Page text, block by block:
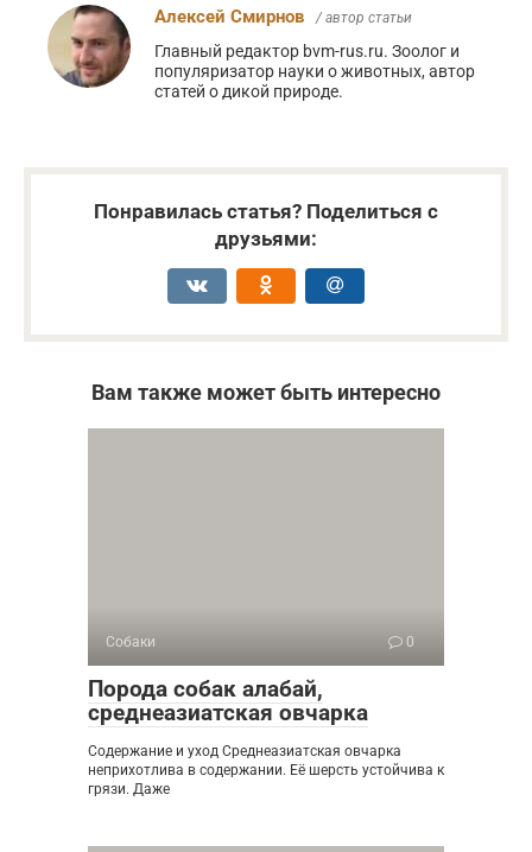
Алексей Смирнов / автор статьи
Главный редактор bvm-rus.ru. Зоолог и
популяризатор науки о животных, автор
статей о дикой природе.
Понравилась статья? Поделиться с
друзьями:
Вам также может быть интересно
Собаки 0
Порода собак алабай,
среднеазиатская овчарка
Содержание и уход Среднеазиатская овчарка
неприхотлива в содержании. Её шерсть устойчива к
грязи. Даже